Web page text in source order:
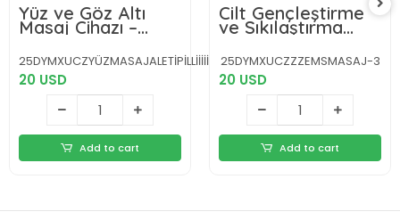
Yüz ve Göz Altı
Masaj Cihazı –
Kırışıklık Karşıtı &
Nemlendirici Etki
Destekli
25DYMXUCZYÜZMASAJALETİPİLLİİİİİİİİİ-1
20 USD
Add to cart
Cilt Gençleştirme
ve Sıkılaştırma
Cihazı Kolajen
Artırıcı Titreşimli
25DYMXUCZZZEMSMASAJ-3
20 USD
Add to cart